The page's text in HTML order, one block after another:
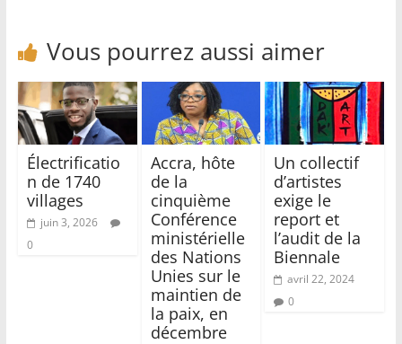
Vous pourrez aussi aimer
Électrificatio
n de 1740
villages
juin 3, 2026
0
Accra, hôte
de la
cinquième
Conférence
ministérielle
des Nations
Unies sur le
maintien de
la paix, en
décembre
Un collectif
d’artistes
exige le
report et
l’audit de la
Biennale
avril 22, 2024
0